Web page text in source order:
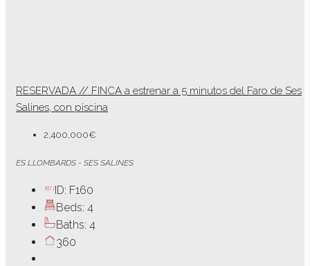
RESERVADA // FINCA a estrenar a 5 minutos del Faro de Ses
Salines, con piscina
2,400,000€
ES LLOMBARDS - SES SALINES
ID: F160
Beds: 4
Baths: 4
360